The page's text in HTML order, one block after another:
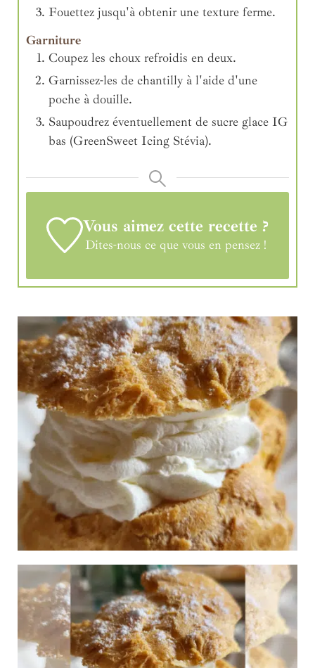
Fouettez jusqu'à obtenir une texture ferme.
Garniture
Coupez les choux refroidis en deux.
Garnissez-les de chantilly à l'aide d'une
poche à douille.
Saupoudrez éventuellement de sucre glace IG
bas (GreenSweet Icing Stévia).
Vous aimez cette recette ?
Dites-nous ce que vous en pensez !